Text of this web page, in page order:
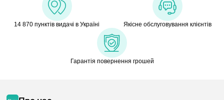
14 870 пунктів видачі в Україні Якісне обслуговування клієнтів
Гарантія повернення грошей